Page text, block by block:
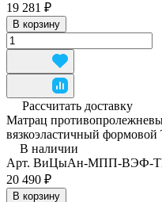
19 281 ₽
В корзину
Рассчитать доставку
Матрац
вязкоэластичный
В наличии
Арт. ВиЦыАн-МПП-ВЭФ-
20 490 ₽
В корзину